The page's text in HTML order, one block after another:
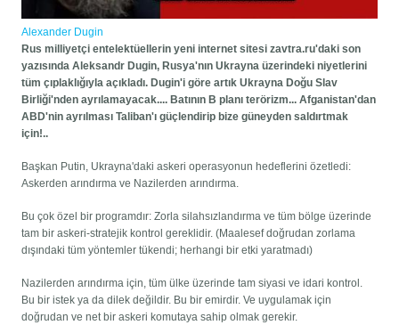
Alexander Dugin
Rus milliyetçi entelektüellerin yeni internet sitesi zavtra.ru'daki son
yazısında Aleksandr Dugin, Rusya'nın Ukrayna üzerindeki niyetlerini
tüm çıplaklığıyla açıkladı. Dugin'i göre artık Ukrayna Doğu Slav
Birliği'nden ayrılamayacak.... Batının B planı terörizm... Afganistan'dan
ABD'nin ayrılması Taliban'ı güçlendirip bize güneyden saldırtmak
için!..
Başkan Putin, Ukrayna'daki askeri operasyonun hedeflerini özetledi:
Askerden arındırma ve Nazilerden arındırma.
Bu çok özel bir programdır: Zorla silahsızlandırma ve tüm bölge üzerinde
tam bir askeri-stratejik kontrol gereklidir. (Maalesef doğrudan zorlama
dışındaki tüm yöntemler tükendi; herhangi bir etki yaratmadı)
Nazilerden arındırma için, tüm ülke üzerinde tam siyasi ve idari kontrol.
Bu bir istek ya da dilek değildir. Bu bir emirdir. Ve uygulamak için
doğrudan ve net bir askeri komutaya sahip olmak gerekir.